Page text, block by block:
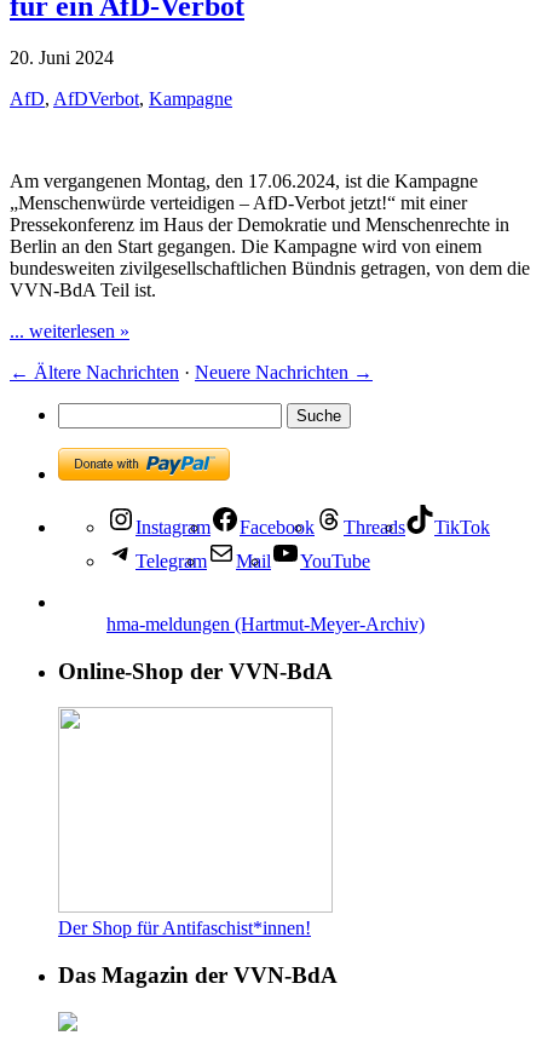
20. Juni 2024
AfD, AfDVerbot, Kampagne
Am vergangenen Montag, den 17.06.2024, ist die Kampagne
„Menschenwürde verteidigen – AfD-Verbot jetzt!“ mit einer
Pressekonferenz im Haus der Demokratie und Menschenrechte in
Berlin an den Start gegangen. Die Kampagne wird von einem
bundesweiten zivilgesellschaftlichen Bündnis getragen, von dem die
VVN-BdA Teil ist.
... weiterlesen »
← Ältere Nachrichten · Neuere Nachrichten →
Instagram Facebook Threads
TikTok
Telegram
Mail YouTube
hma-meldungen (Hartmut-Meyer-Archiv)
Online-Shop der VVN-BdA
Der Shop für Antifaschist*innen!
Das Magazin der VVN-BdA